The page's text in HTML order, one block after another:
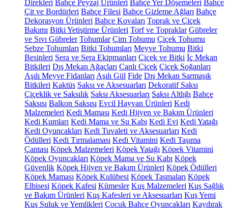
Direkleri Bahçe Peyzaj Ürünleri Bahçe Yer Döşemeleri Bahçe
Çit ve Bordürleri Bahçe Filesi Bahçe Gizleme Ağları Bahçe
Dekorasyon Ürünleri Bahçe Kovaları Toprak ve Çiçek
Bakımı Bitki Yetiştirme Ürünleri Torf ve Topraklar Gübreler
ve Sıvı Gübreler Tohumlar Çim Tohumu Çiçek Tohumu
Sebze Tohumları Bitki Tohumları Meyve Tohumu Bitki
Besinleri Sera ve Sera Ekipmanları Çiçek ve Bitki İç Mekan
Bitkileri Dış Mekan Ağaçları Canlı Çiçek Çiçek Soğanları
Aşılı Meyve Fidanları Aşılı Gül Fide Dış Mekan Sarmaşık
Bitkileri Kaktüs Saksı ve Aksesuarları Dekoratif Saksı
Çiçeklik ve Saksılık Saksı Aksesuarları Saksı Altlığı Bahçe
Saksısı Balkon Saksısı Evcil Hayvan Ürünleri Kedi
Malzemeleri Kedi Maması Kedi Hijyen ve Bakım Ürünleri
Kedi Kumları Kedi Mama ve Su Kabı Kedi Evi Kedi Yatağı
Kedi Oyuncakları Kedi Tuvaleti ve Aksesuarları Kedi
Ödülleri Kedi Tırmalaması Kedi Vitamini Kedi Taşıma
Çantası Köpek Malzemeleri Köpek Yatağı Köpek Vitamini
Köpek Oyuncakları Köpek Mama ve Su Kabı Köpek
Güvenlik Köpek Hijyen ve Bakım Ürünleri Köpek Ödülleri
Köpek Maması Köpek Kulübesi Köpek Tasmaları Köpek
Elbisesi Köpek Kafesi Kümesler Kuş Malzemeleri Kuş Sağlık
ve Bakım Ürünleri Kuş Kafesleri ve Aksesuarları Kuş Yemi
Kuş Suluk ve Yemlikleri Çocuk Bahçe Oyuncakları Kaydırak